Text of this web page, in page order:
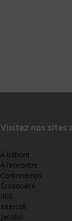
Visitez nos sites
À bâbord
À l’encontre
Contretemps
Écosociété
IRIS
Intercoll
Jacobin